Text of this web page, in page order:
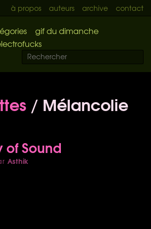
à propos auteurs archive contact
gif du dimanche
/ Mélancolie
of Sound
Asthik